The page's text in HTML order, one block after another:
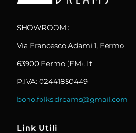
SHOWROOM :
Via Francesco Adami 1, Fermo
63900 Fermo (FM), It
P.IVA: 02441850449
boho.folks.dreams@gmail.com
Link Utili